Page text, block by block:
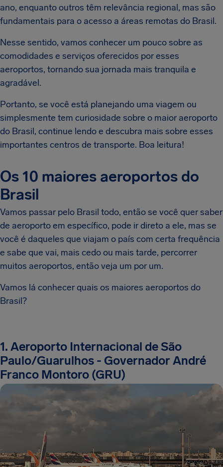
ano, enquanto outros têm relevância regional, mas são
fundamentais para o acesso a áreas remotas do Brasil.
Nesse sentido, vamos conhecer um pouco sobre as
comodidades e serviços oferecidos por esses
aeroportos, tornando sua jornada mais tranquila e
agradável.
Portanto, se você está planejando uma viagem ou
simplesmente tem curiosidade sobre o maior aeroporto
do Brasil, continue lendo e descubra mais sobre esses
importantes centros de transporte. Boa leitura!
Os 10 maiores aeroportos do
Brasil
Vamos passar pelo Brasil todo, então se você quer saber
de aeroporto em específico, pode ir direto a ele, mas se
você é daqueles que viajam o país com certa frequência
e sabe que vai, mais cedo ou mais tarde, percorrer
muitos aeroportos, então veja um por um.
Vamos lá conhecer quais os maiores aeroportos do
Brasil?
1. Aeroporto Internacional de São
Paulo/Guarulhos - Governador André
Franco Montoro (GRU)